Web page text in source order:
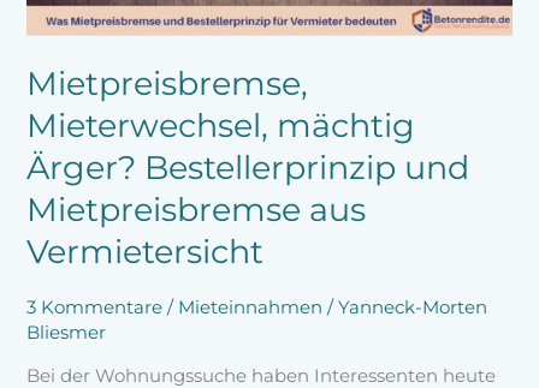
Mietpreisbremse,
Mieterwechsel, mächtig
Ärger? Bestellerprinzip und
Mietpreisbremse aus
Vermietersicht
3 Kommentare / Mieteinnahmen /Yanneck-Morten
Bliesmer
Bei der Wohnungssuche haben Interessenten heute
Vermietersicht